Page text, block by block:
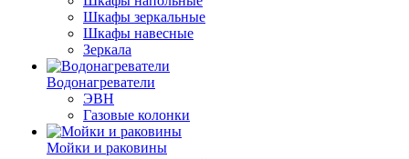
Шкафы зеркальные
Шкафы навесные
Зеркала
Водонагреватели
ЭВН
Газовые колонки
Мойки и раковины